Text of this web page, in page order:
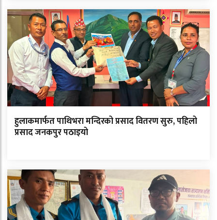
हुलाकमार्फत पाथिभरा मन्दिरको प्रसाद वितरण सुरु, पहिलो
प्रसाद जनकपुर पठाइयो